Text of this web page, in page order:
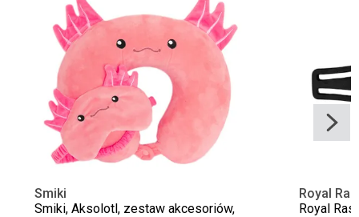
Smiki
Smiki, Aksolotl, zestaw akcesoriów,
Royal
Royal